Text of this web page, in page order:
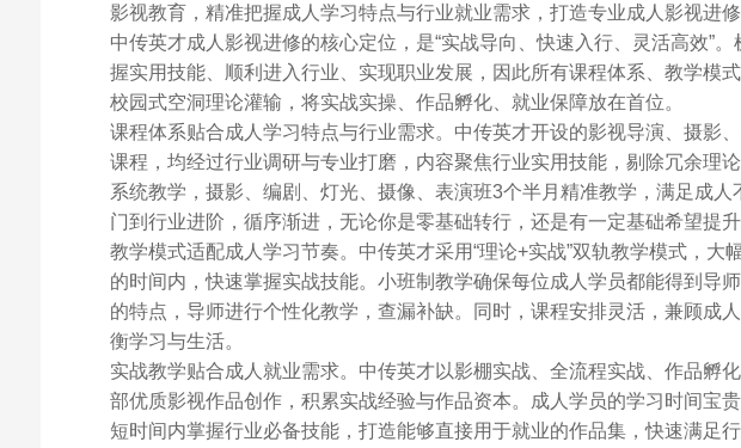
影视教育，精准把握成人学习特点与行业就业需求，打造专业成人影视进
中传英才成人影视进修的核心定位，是“实战导向、快速入行、灵活高效”
握实用技能、顺利进入行业、实现职业发展，因此所有课程体系、教学模
校园式空洞理论灌输，将实战实操、作品孵化、就业保障放在首位。
课程体系贴合成人学习特点与行业需求。中传英才开设的影视导演、摄影
课程，均经过行业调研与专业打磨，内容聚焦行业实用技能，剔除冗余理
系统教学，摄影、编剧、灯光、摄像、表演班3个半月精准教学，满足成
门到行业进阶，循序渐进，无论你是零基础转行，还是有一定基础希望提
教学模式适配成人学习节奏。中传英才采用“理论+实战”双轨教学模式，大
的时间内，快速掌握实战技能。小班制教学确保每位成人学员都能得到导
的特点，导师进行个性化教学，查漏补缺。同时，课程安排灵活，兼顾成
衡学习与生活。
实战教学贴合成人就业需求。中传英才以影棚实战、全流程实战、作品孵
部优质影视作品创作，积累实战经验与作品资本。成人学员的学习时间宝
短时间内掌握行业必备技能，打造能够直接用于就业的作品集，快速满足行